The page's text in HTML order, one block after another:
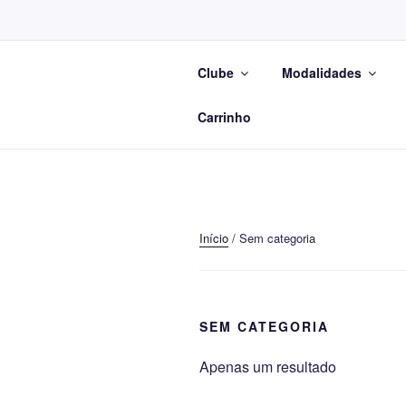
Clube Modalidades
Carrinho
Início / Sem categoria
SEM CATEGORIA
Apenas um resultado